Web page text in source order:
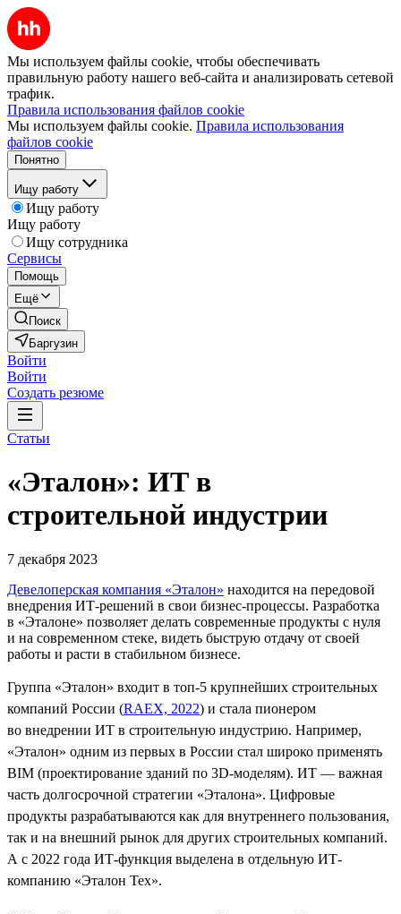
Мы используем файлы cookie, чтобы обеспечивать
правильную работу нашего веб-сайта и анализировать сетевой
трафик.
Правила использования файлов cookie
Мы используем файлы cookie. Правила использования
файлов cookie
Понятно
Ищу работу
Ищу работу
Ищу работу
Ищу сотрудника
Сервисы
Помощь
Ещё
Поиск
Баргузин
Войти
Войти
Создать резюме
Статьи
«Эталон»: ИТ в
строительной индустрии
7 декабря 2023
Девелоперская компания «Эталон» находится на передовой
внедрения ИТ-решений в свои бизнес-процессы. Разработка
в «Эталоне» позволяет делать современные продукты с нуля
и на современном стеке, видеть быструю отдачу от своей
работы и расти в стабильном бизнесе.
Группа «Эталон» входит в топ-5 крупнейших строительных
компаний России (RAEX, 2022) и стала пионером
во внедрении ИТ в строительную индустрию. Например,
«Эталон» одним из первых в России стал широко применять
BIM (проектирование зданий по 3D-моделям). ИТ — важная
часть долгосрочной стратегии «Эталона». Цифровые
продукты разрабатываются как для внутреннего пользования,
так и на внешний рынок для других строительных компаний.
А с 2022 года ИТ-функция выделена в отдельную ИТ-
компанию «Эталон Тех».